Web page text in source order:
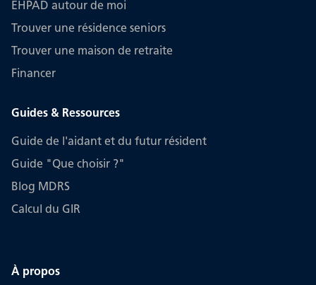
EHPAD autour de moi
Trouver une résidence seniors
Trouver une maison de retraite
Financer
Guides & Ressources
Guide de l'aidant et du futur résident
Guide "Que choisir ?"
Blog MDRS
Calcul du GIR
À propos